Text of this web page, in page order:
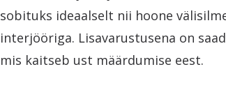
sobituks ideaalselt nii hoone
interjööriga. Lisavarustusena on
mis kaitseb ust määrdumise eest.